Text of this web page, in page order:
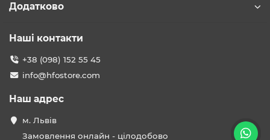
Додатково
Наші контакти
+38 (098) 152 55 45
info@hfostore.com
Наш адрес
м. Львів
Замовлення онлайн - цілодобово